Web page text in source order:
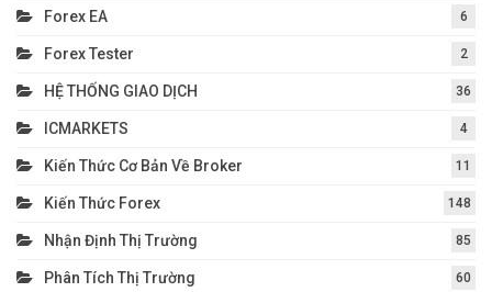
Forex EA 6
Forex Tester 2
HỆ THỐNG GIAO DỊCH 36
ICMARKETS 4
Kiến Thức Cơ Bản Về Broker 11
Kiến Thức Forex 148
Nhận Định Thị Trường 85
Phân Tích Thị Trường 60